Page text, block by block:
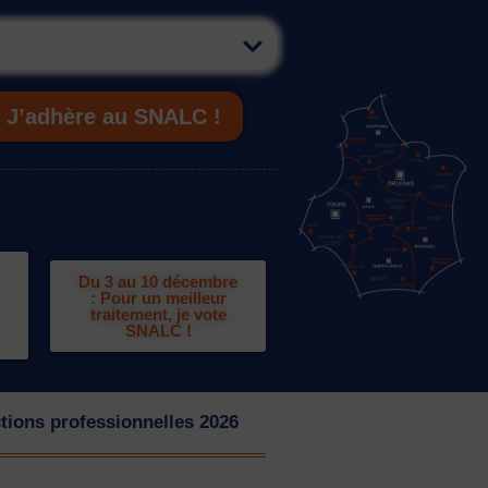
J’adhère au SNALC !
Du 3 au 10 décembre
: Pour un meilleur
traitement, je vote
SNALC !
professionnelles 2026